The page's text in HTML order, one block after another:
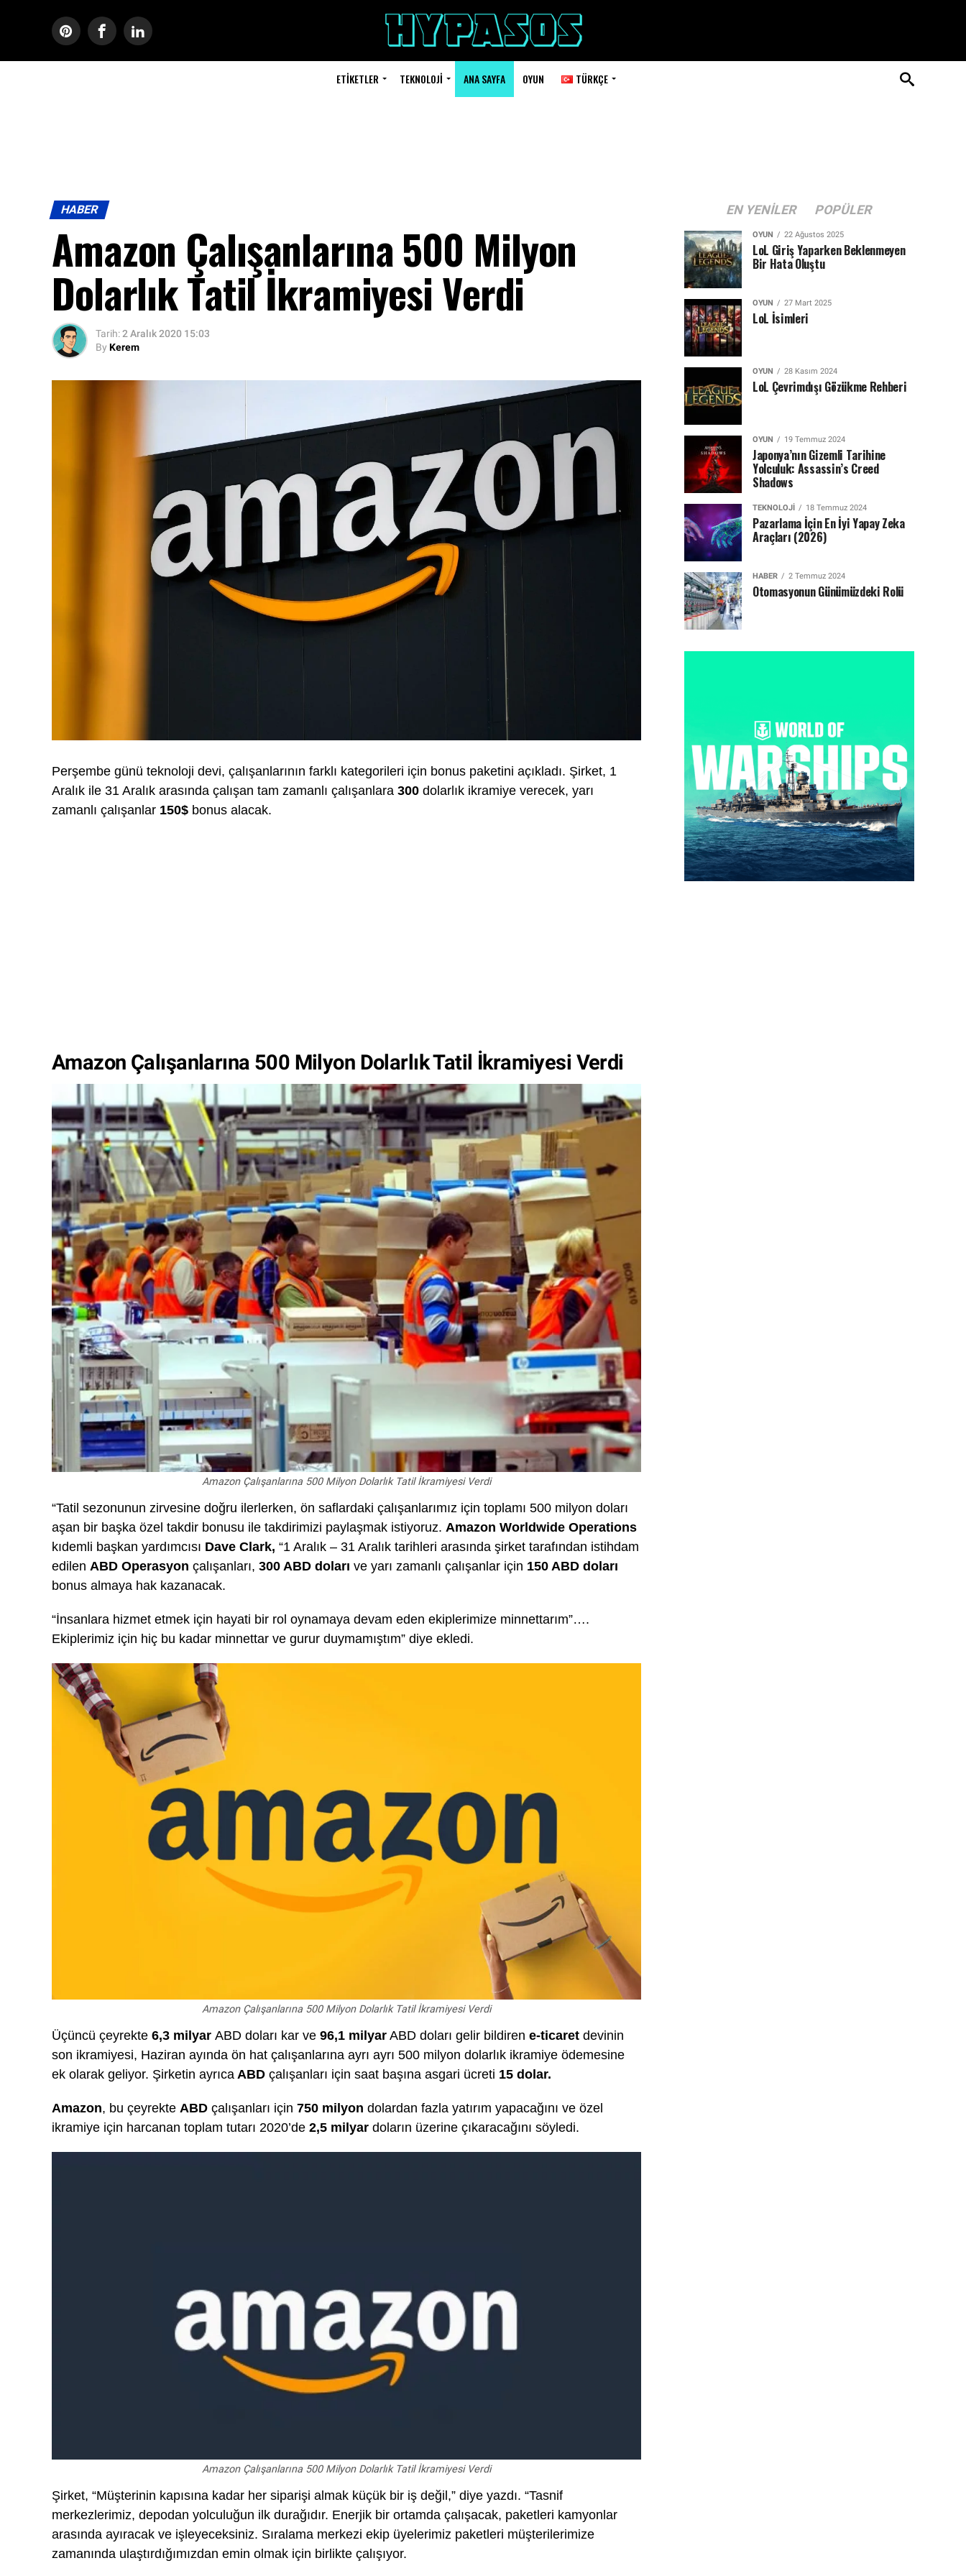
ETIKETLER TEKNOLOJI ANA SAYFA OYUN TÜRKÇE
HABER
Amazon Çalışanlarına 500 Milyon
Dolarlık Tatil İkramiyesi Verdi
Tarih:2 Aralık 2020 15:03
By Kerem
Perşembe günü teknoloji devi, çalışanlarının farklı kategorileri için bonus paketini açıkladı. Şirket, 1
Aralık ile 31 Aralık arasında çalışan tam zamanlı çalışanlara 300 dolarlık ikramiye verecek, yarı
zamanlı çalışanlar 150$ bonus alacak.
Amazon Çalışanlarına 500 Milyon Dolarlık Tatil İkramiyesi Verdi
Amazon Çalışanlarına 500 Milyon Dolarlık Tatil İkramiyesi Verdi
“Tatil sezonunun zirvesine doğru ilerlerken, ön saflardaki çalışanlarımız için toplamı 500 milyon doları
aşan bir başka özel takdir bonusu ile takdirimizi paylaşmak istiyoruz. Amazon Worldwide Operations
kıdemli başkan yardımcısı Dave Clark, “1 Aralık – 31 Aralık tarihleri ​​arasında şirket tarafından istihdam
edilen ABD Operasyon çalışanları, 300 ABD doları ve yarı zamanlı çalışanlar için 150 ABD doları
bonus almaya hak kazanacak.
“İnsanlara hizmet etmek için hayati bir rol oynamaya devam eden ekiplerimize minnettarım”….
Ekiplerimiz için hiç bu kadar minnettar ve gurur duymamıştım” diye ekledi.
Amazon Çalışanlarına 500 Milyon Dolarlık Tatil İkramiyesi Verdi
Üçüncü çeyrekte 6,3 milyar ABD doları kar ve 96,1 milyar ABD doları gelir bildiren e-ticaret devinin
son ikramiyesi, Haziran ayında ön hat çalışanlarına ayrı ayrı 500 milyon dolarlık ikramiye ödemesine
ek olarak geliyor. Şirketin ayrıca ABD çalışanları için saat başına asgari ücreti 15 dolar.
Amazon, bu çeyrekte ABD çalışanları için 750 milyon dolardan fazla yatırım yapacağını ve özel
ikramiye için harcanan toplam tutarı 2020’de 2,5 milyar doların üzerine çıkaracağını söyledi.
Amazon Çalışanlarına 500 Milyon Dolarlık Tatil İkramiyesi Verdi
Şirket, “Müşterinin kapısına kadar her siparişi almak küçük bir iş değil,” diye yazdı. “Tasnif
merkezlerimiz, depodan yolculuğun ilk durağıdır. Enerjik bir ortamda çalışacak, paketleri kamyonlar
arasında ayıracak ve işleyeceksiniz. Sıralama merkezi ekip üyelerimiz paketleri müşterilerimize
zamanında ulaştırdığımızdan emin olmak için birlikte çalışıyor.
EN YENILER POPÜLER
OYUN 22 Ağustos 2025
LoL Giriş Yaparken Beklenmeyen
Bir Hata Oluştu
OYUN 27 Mart 2025
LoL İsimleri
OYUN 28 Kasım 2024
LoL Çevrimdışı Gözükme Rehberi
OYUN 19 Temmuz 2024
Japonya’nın Gizemli Tarihine
Yolculuk: Assassin’s Creed
Shadows
TEKNOLOJI 18 Temmuz 2024
Pazarlama İçin En İyi Yapay Zeka
Araçları (2026)
HABER 2 Temmuz 2024
Otomasyonun Günümüzdeki Rolü